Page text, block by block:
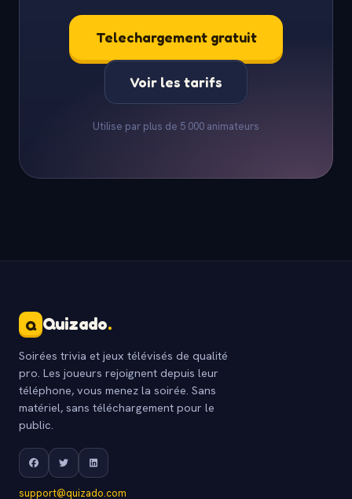
Telechargement gratuit
Voir les tarifs
Utilise par plus de 5 000 animateurs
Q Quizado.
Soirées trivia et jeux télévisés de qualité
pro. Les joueurs rejoignent depuis leur
téléphone, vous menez la soirée. Sans
matériel, sans téléchargement pour le
public.
support@quizado.com